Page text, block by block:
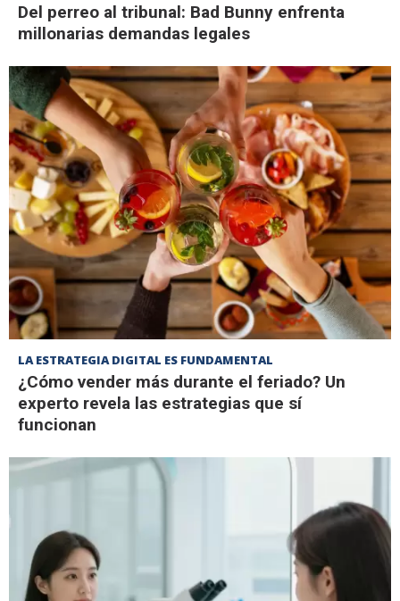
Del perreo al tribunal: Bad Bunny enfrenta
millonarias demandas legales
LA ESTRATEGIA DIGITAL ES FUNDAMENTAL
¿Cómo vender más durante el feriado? Un
experto revela las estrategias que sí
funcionan